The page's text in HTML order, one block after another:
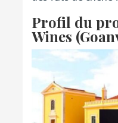
Profil du
Wines